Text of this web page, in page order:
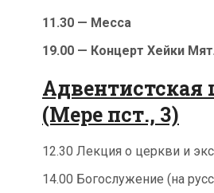
11.30 — Месса
19.00 — Концерт Хейки
Адвентистская
(Мере пст., 3)
12.30 Лекция о церкви и
14.00 Богослужение (на